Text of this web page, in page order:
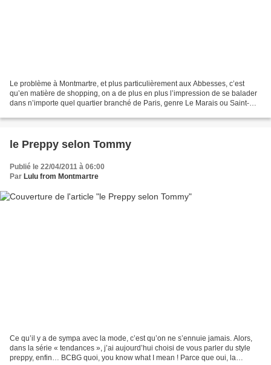
Le problème à Montmartre, et plus particulièrement aux Abbesses, c’est
qu’en matière de shopping, on a de plus en plus l’impression de se balader
dans n’importe quel quartier branché de Paris, genre Le Marais ou Saint-
le Preppy selon Tommy
Publié le 22/04/2011 à 06:00
Par Lulu from Montmartre
Ce qu’il y a de sympa avec la mode, c’est qu’on ne s’ennuie jamais. Alors,
dans la série « tendances », j’ai aujourd’hui choisi de vous parler du style
preppy, enfin… BCBG quoi, you know what I mean ! Parce que oui, la